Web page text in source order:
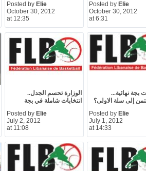
Posted by Elie
October 30, 2012
at 12:35
Posted by Elie
October 30, 2012
at 6:31
الوزارة تحسم الجدل..
انتخابات شاملة في بجة
Posted by Elie
July 2, 2012
at 11:08
بجة نهائية...
إلى سلة الاولى؟
Posted by Elie
July 1, 2012
at 14:33